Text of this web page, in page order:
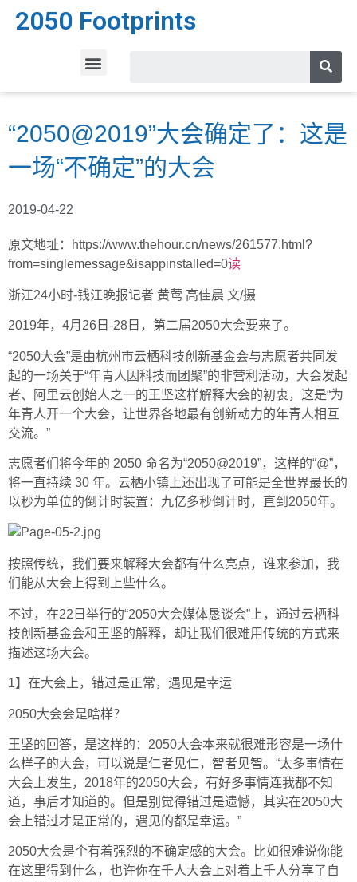
2050 Footprints
“2050@2019”大会确定了：这是
一场“不确定”的大会
2019-04-22
原文地址：https://www.thehour.cn/news/261577.html?
from=singlemessage&isappinstalled=0读
浙江24小时-钱江晚报记者 黄莺 高佳晨 文/摄
2019年，4月26日-28日，第二届2050大会要来了。
“2050大会”是由杭州市云栖科技创新基金会与志愿者共同发
起的一场关于“年青人因科技而团聚”的非营利活动，大会发起
者、阿里云创始人之一的王坚这样解释大会的初衷，这是“为
年青人开一个大会，让世界各地最有创新动力的年青人相互
交流。”
志愿者们将今年的 2050 命名为“2050@2019”，这样的“@”，
将一直持续 30 年。云栖小镇上还出现了可能是全世界最长的
以秒为单位的倒计时装置：九亿多秒倒计时，直到2050年。
按照传统，我们要来解释大会都有什么亮点，谁来参加，我
们能从大会上得到上些什么。
不过，在22日举行的“2050大会媒体恳谈会”上，通过云栖科
技创新基金会和王坚的解释，却让我们很难用传统的方式来
描述这场大会。
1】在大会上，错过是正常，遇见是幸运
2050大会会是啥样？
王坚的回答，是这样的：2050大会本来就很难形容是一场什
么样子的大会，可以说是仁者见仁，智者见智。“太多事情在
大会上发生，2018年的2050大会，有好多事情连我都不知
道，事后才知道的。但是别觉得错过是遗憾，其实在2050大
会上错过才是正常的，遇见的都是幸运。”
2050大会是个有着强烈的不确定感的大会。比如很难说你能
在这里得到什么，也许你在千人大会上对着上千人分享了自